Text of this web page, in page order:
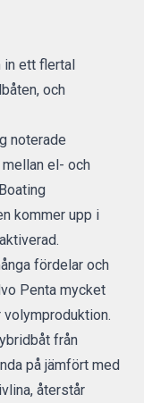
ett flertal
och
noterade
el- och
Boating
kommer upp i
fördelar och
Penta mycket
från
på jämfört med
återstår